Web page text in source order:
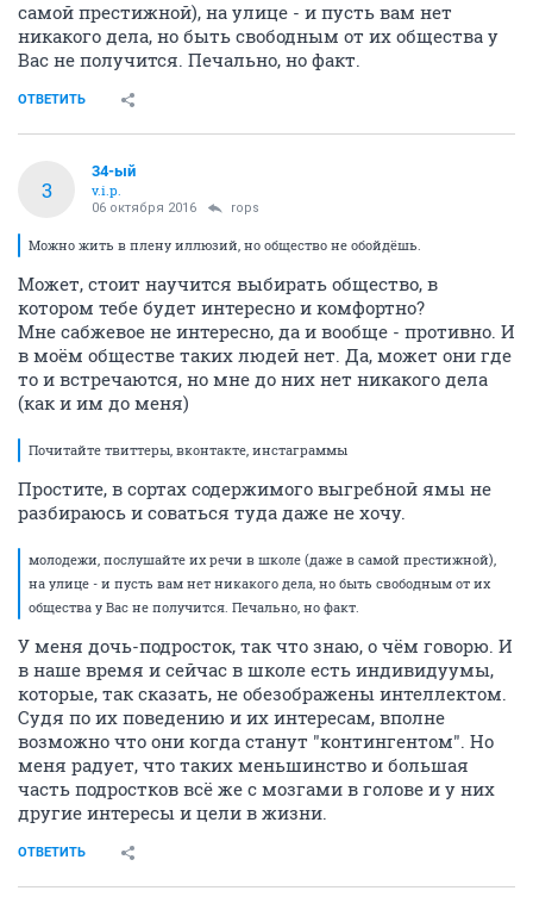
самой престижной), на улице - и пусть вам нет
никакого дела, но быть свободным от их общества у
Вас не получится. Печально, но факт.
ОТВЕТИТЬ
3
34-ый
v.i.p.
06 октября 2016 rops
Можно жить в плену иллюзий, но общество не обойдёшь.
Может, стоит научится выбирать общество, в
котором тебе будет интересно и комфортно?
Мне сабжевое не интересно, да и вообще - противно. И
в моём обществе таких людей нет. Да, может они где
то и встречаются, но мне до них нет никакого дела
(как и им до меня)
Почитайте твиттеры, вконтакте, инстаграммы
Простите, в сортах содержимого выгребной ямы не
разбираюсь и соваться туда даже не хочу.
молодежи, послушайте их речи в школе (даже в самой престижной),
на улице - и пусть вам нет никакого дела, но быть свободным от их
общества у Вас не получится. Печально, но факт.
У меня дочь-подросток, так что знаю, о чём говорю. И
в наше время и сейчас в школе есть индивидуумы,
которые, так сказать, не обезображены интеллектом.
Судя по их поведению и их интересам, вполне
возможно что они когда станут "контингентом". Но
меня радует, что таких меньшинство и большая
часть подростков всё же с мозгами в голове и у них
другие интересы и цели в жизни.
ОТВЕТИТЬ